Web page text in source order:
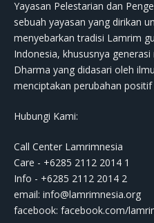
Yayasan Pelestarian dan
sebuah yayasan yang dirikan
menyebarkan tradisi Lamrim
Indonesia, khususnya
Dharma yang didasari oleh
menciptakan perubahan
Hubungi Kami:
Call Center Lamrimnesia
Care - +6285 2112 2014 1
Info - +6285 2112 2014 2
email: info@lamrimnesia.org
facebook: facebook.com/